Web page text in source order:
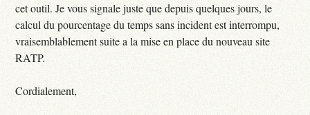
cet outil. Je vous signale juste que depuis quelques jours, le
calcul du pourcentage du temps sans incident est interrompu,
vraisemblablement suite a la mise en place du nouveau site
RATP.
Cordialement,